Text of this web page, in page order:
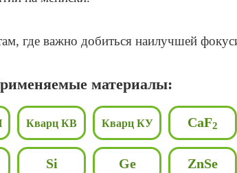
где важно добиться наилучшей
материалы:
Кварц КВ Кварц КУ CaF2
Si Ge ZnSe